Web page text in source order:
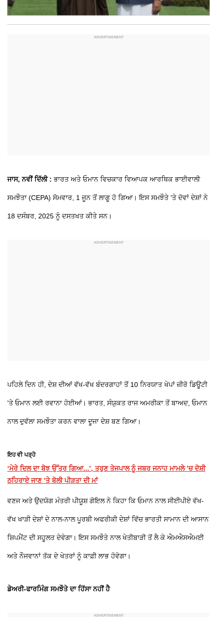
ਜਾਸ, ਨਵੀਂ ਦਿੱਲੀ : ਭਾਰਤ ਅਤੇ ਓਮਾਨ ਵਿਚਕਾਰ ਵਿਆਪਕ ਆਰਥਿਕ ਭਾਈਵਾਲੀ
ਸਮਝੌਤਾ (CEPA) ਸੋਮਵਾਰ, 1 ਜੂਨ ਤੋਂ ਲਾਗੂ ਹੋ ਗਿਆ। ਇਸ ਸਮਝੌਤੇ 'ਤੇ ਦੋਵਾਂ ਦੇਸ਼ਾਂ ਨੇ
18 ਦਸੰਬਰ, 2025 ਨੂੰ ਦਸਤਖਤ ਕੀਤੇ ਸਨ।
ਪਹਿਲੇ ਦਿਨ ਹੀ, ਦੇਸ਼ ਦੀਆਂ ਵੱਖ-ਵੱਖ ਬੰਦਰਗਾਹਾਂ ਤੋਂ 10 ਨਿਰਯਾਤ ਖੇਪਾਂ ਜ਼ੀਰੋ ਡਿਊਟੀ
'ਤੇ ਓਮਾਨ ਲਈ ਰਵਾਨਾ ਹੋਈਆਂ। ਭਾਰਤ, ਸੰਯੁਕਤ ਰਾਜ ਅਮਰੀਕਾ ਤੋਂ ਬਾਅਦ, ਓਮਾਨ
ਨਾਲ ਦੁਵੱਲਾ ਸਮਝੌਤਾ ਕਰਨ ਵਾਲਾ ਦੂਜਾ ਦੇਸ਼ ਬਣ ਗਿਆ।
ਇਹ ਵੀ ਪੜ੍ਹੋ
‘ਮੇਰੇ ਦਿਲ ਦਾ ਬੋਝ ਉੱਤਰ ਗਿਆ...’, ਤਰੁਣ ਤੇਜਪਾਲ ਨੂੰ ਜਬਰ ਜਨਾਹ ਮਾਮਲੇ ’ਚ ਦੋਸ਼ੀ
ਠਹਿਰਾਏ ਜਾਣ ’ਤੇ ਬੋਲੀ ਪੀੜਤਾ ਦੀ ਮਾਂ
ਵਣਜ ਅਤੇ ਉਦਯੋਗ ਮੰਤਰੀ ਪੀਯੂਸ਼ ਗੋਇਲ ਨੇ ਕਿਹਾ ਕਿ ਓਮਾਨ ਨਾਲ ਸੀਈਪੀਏ ਵੱਖ-
ਵੱਖ ਖਾੜੀ ਦੇਸ਼ਾਂ ਦੇ ਨਾਲ-ਨਾਲ ਪੂਰਬੀ ਅਫਰੀਕੀ ਦੇਸ਼ਾਂ ਵਿੱਚ ਭਾਰਤੀ ਸਾਮਾਨ ਦੀ ਆਸਾਨ
ਸ਼ਿਪਮੈਂਟ ਦੀ ਸਹੂਲਤ ਦੇਵੇਗਾ। ਇਸ ਸਮਝੌਤੇ ਨਾਲ ਖੇਤੀਬਾੜੀ ਤੋਂ ਲੈ ਕੇ ਐਮਐਸਐਮਈ
ਅਤੇ ਨੌਜਵਾਨਾਂ ਤੱਕ ਦੇ ਖੇਤਰਾਂ ਨੂੰ ਕਾਫ਼ੀ ਲਾਭ ਹੋਵੇਗਾ।
ਡੇਅਰੀ-ਫਾਰਮਿੰਗ ਸਮਝੌਤੇ ਦਾ ਹਿੱਸਾ ਨਹੀਂ ਹੈ